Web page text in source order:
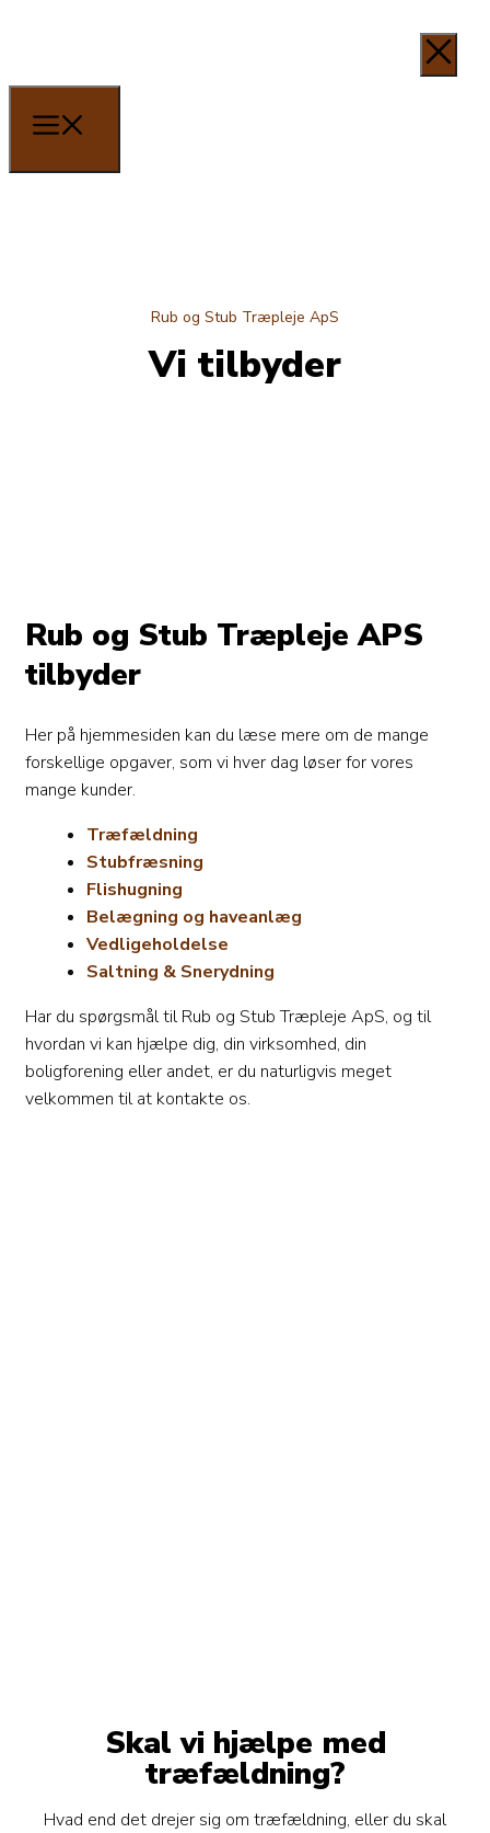
Rub og Stub Træpleje ApS
Vi tilbyder
Rub og Stub Træpleje APS
tilbyder
Her på hjemmesiden kan du læse mere om de mange
forskellige opgaver, som vi hver dag løser for vores
mange kunder.
Træfældning
Stubfræsning
Flishugning
Belægning og haveanlæg
Vedligeholdelse
Saltning & Snerydning
Har du spørgsmål til Rub og Stub Træpleje ApS, og til
hvordan vi kan hjælpe dig, din virksomhed, din
boligforening eller andet, er du naturligvis meget
velkommen til at kontakte os.
Skal vi hjælpe med
træfældning?
Hvad end det drejer sig om træfældning, eller du skal